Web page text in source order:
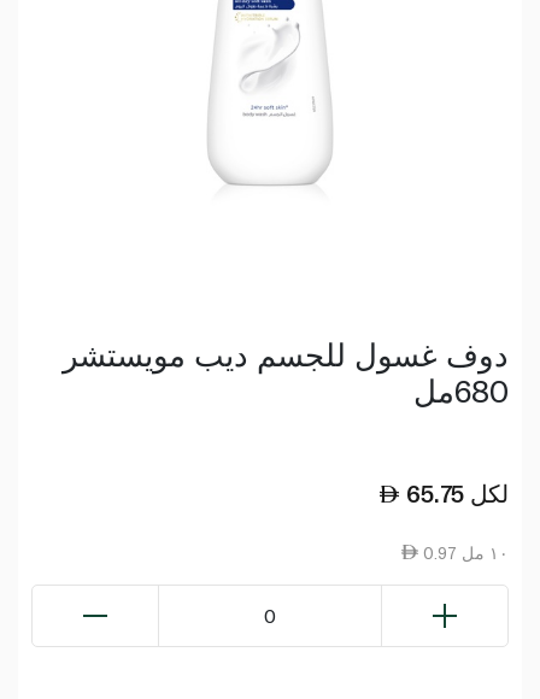
دوف غسول للجسم ديب مويستشر
680مل
65.75 لكل
0.97 ١٠ مل
0